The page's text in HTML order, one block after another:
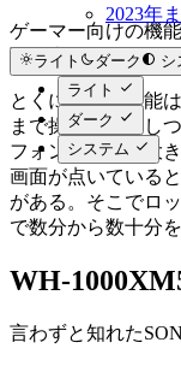
2023年
ライト ダーク
シ
ライト
ダーク
システム
ゲーマー向けの機
取り込まれている。
とくに便利な機能
まで操作不可にし
フォンゲームは大
画面が点いている
がある。そこでロ
で数分から数十分
WH-
言わずと知れた